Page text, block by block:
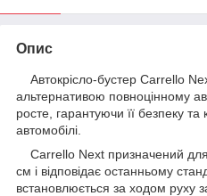
Опис
Автокрісло-бустер Carrello
альтернативою повноцінному
росте, гарантуючи її безпеку
автомобілі.
Carrello Next призначений для
см і відповідає останньому
встановлюється за ходом руху